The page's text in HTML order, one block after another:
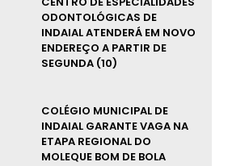
ODONTOLÓGICAS DE
INDAIAL ATENDERÁ EM NOVO
ENDEREÇO A PARTIR DE
SEGUNDA (10)
COLÉGIO MUNICIPAL DE
INDAIAL GARANTE VAGA NA
ETAPA REGIONAL DO
MOLEQUE BOM DE BOLA